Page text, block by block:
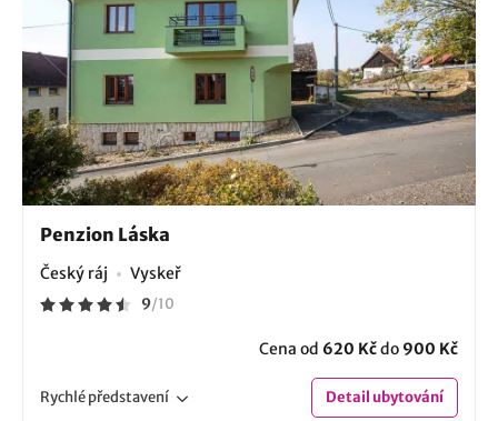
Penzion Láska
Český ráj Vyskeř
9/10
Cena od 620 Kčdo 900 Kč
Rychlépředstavení Detailubytování